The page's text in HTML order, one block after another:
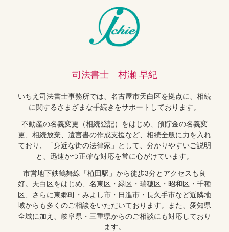
司法書士 村瀬 早紀
いちえ司法書士事務所では、名古屋市天白区を拠点に、相続
に関するさまざまな手続きをサポートしております。
不動産の名義変更（相続登記）をはじめ、預貯金の名義変
更、相続放棄、遺言書の作成支援など、相続全般に力を入れ
ており、「身近な街の法律家」として、分かりやすいご説明
と、迅速かつ正確な対応を常に心がけています。
市営地下鉄鶴舞線「植田駅」から徒歩3分とアクセスも良
好。天白区をはじめ、名東区・緑区・瑞穂区・昭和区・千種
区、さらに東郷町・みよし市・日進市・長久手市など近隣地
域からも多くのご相談をいただいております。また、愛知県
全域に加え、岐阜県・三重県からのご相談にも対応しており
ます。